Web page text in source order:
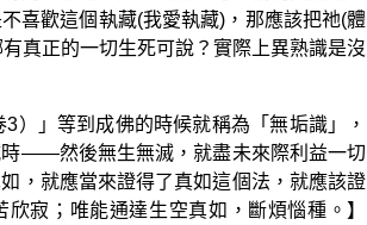
喜歡這個執藏(我愛執藏)，那應該把祂(體
真正的一切生死可說？實際上異熟識是沒
）」等到成佛的時候就稱為「無垢識」，
時——然後無生無滅，就盡未來際利益一切
，就應當來證得了真如這個法，就應該證
寂；唯能通達生空真如，斷煩惱種。】